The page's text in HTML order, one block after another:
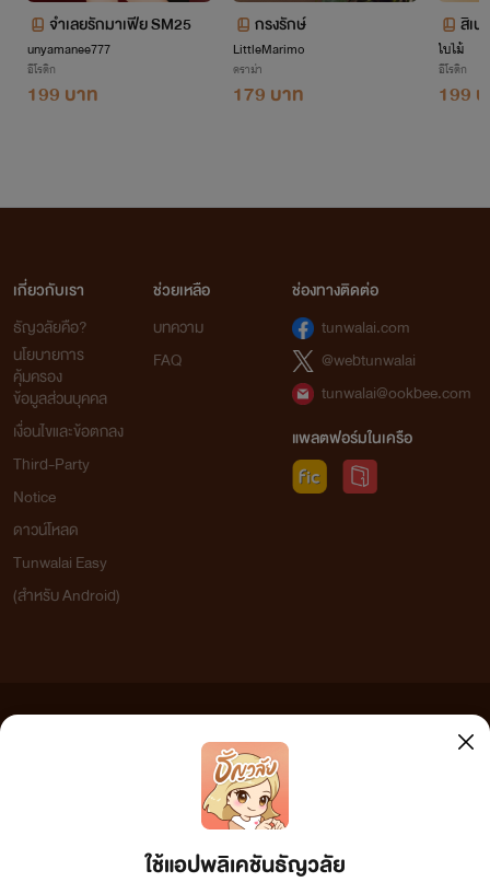
ช่องทางการติดตาม คลิก →เวย์นิส/นิยาย
จำเลยรักมาเฟีย SM25
unyamanee777
อีโรติก
199 บาท
กรงรักษ์
LittleMarimo
ดราม่า
179 บาท
สิเน่
ใบไม้
อีโรติก
199
ใช้แอปพลิเคชันธัญวลัย
เกี่ยวกับเรา
ธัญวลัยคือ?
นโยบายการ
คุ้มครอง
ข้อมูลส่วนบุคคล
เงื่อนไขและข้อตกลง
Third-Party
Notice
ดาวน์โหลด
Tunwalai Easy
(สำหรับ Android)
ช่วยเหลือ
บทความ
FAQ
ช่องทางติดต่อ
tunwalai.com
@webtunwalai
tunwalai@ookbee.com
แพลตฟอร์มในเครือ
เว็บไซต์แห่งนี้ไม่ได้เห็นด้วยและไม่ขอรับผิดชอบต่อข้อความใดๆ ทั้งสิ้น ดังนั้นผู้อ่านทุกท่านโปรดใช้
วิจารณญาณในการกลั่นกรองด้วยตนเอง และหากท่านพบข้อความใดๆ ที่ขัดต่อกฎหมายและศีลธรรม
เพื่อทีมงานจะได้ดำเนินการในทันที ทั้งนี้ ทางเว็บไซต์ขอสงวน
ลิขสิทธิ์ตามพระราชบัญญัติลิขสิทธิ์ (ฉบับเพิ่มเติม) พ.ศ.2558